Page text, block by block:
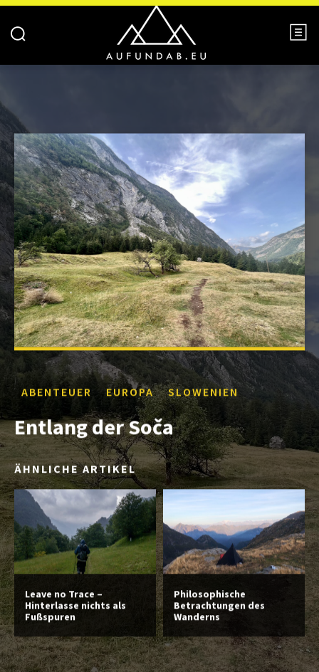
ABENTEUER EUROPA SLOWENIEN
Entlang der Soča
ÄHNLICHE ARTIKEL
Leave no Trace –
Hinterlasse nichts als
Fußspuren
Philosophische
Betrachtungen des
Wanderns